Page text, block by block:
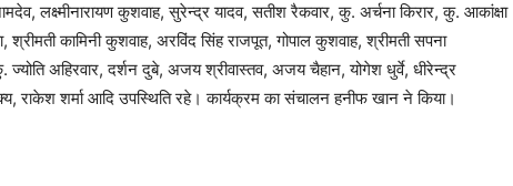
लक्ष्मीनारायण कुशवाह, सुरेन्द्र यादव, सतीश रैकवार, कु. अर्चना किरार, कु. आकांक्षा
श्रीमती कामिनी कुशवाह, अरविंद सिंह राजपूत, गोपाल कुशवाह, श्रीमती सपना
ज्योति अहिरवार, दर्शन दुबे, अजय श्रीवास्तव, अजय चैहान, योगेश धुर्वे, धीरेन्द्र
राकेश शर्मा आदि उपस्थिति रहे। कार्यक्रम का संचालन हनीफ खान ने किया।